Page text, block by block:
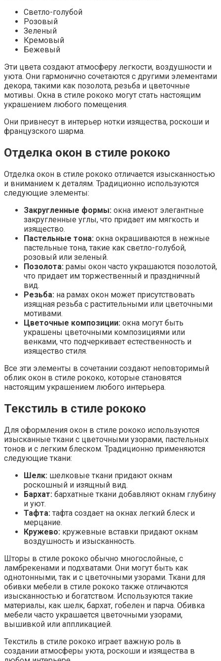
Светло-голубой
Розовый
Зеленый
Кремовый
Бежевый
Эти цвета создают атмосферу легкости, воздушности и
уюта. Они гармонично сочетаются с другими элементами
декора, такими как позолота, резьба и цветочные
мотивы. Окна в стиле рококо могут стать настоящим
украшением любого помещения.
Они привнесут в интерьер нотки изящества, роскоши и
французского шарма.
Отделка окон в стиле рококо
Отделка окон в стиле рококо отличается изысканностью
и вниманием к деталям. Традиционно используются
следующие элементы:
Закругленные формы: окна имеют элегантные
закругленные углы, что придает им мягкость и
изящество.
Пастельные тона: окна окрашиваются в нежные
пастельные тона, такие как светло-голубой,
розовый или зеленый.
Позолота: рамы окон часто украшаются позолотой,
что придает им торжественный и праздничный
вид.
Резьба: на рамах окон может присутствовать
изящная резьба с растительными или цветочными
мотивами.
Цветочные композиции: окна могут быть
украшены цветочными композициями или
венками, что подчеркивает естественность и
изящество стиля.
Все эти элементы в сочетании создают неповторимый
облик окон в стиле рококо, которые становятся
настоящим украшением любого интерьера.
Текстиль в стиле рококо
Для оформления окон в стиле рококо используются
изысканные ткани с цветочными узорами, пастельных
тонов и с легким блеском. Традиционно применяются
следующие ткани:
Шелк: шелковые ткани придают окнам
роскошный и изящный вид.
Бархат: бархатные ткани добавляют окнам глубину
и уют.
Тафта: тафта создает на окнах легкий блеск и
мерцание.
Кружево: кружевные вставки придают окнам
воздушность и изысканность.
Шторы в стиле рококо обычно многослойные, с
ламбрекенами и подхватами. Они могут быть как
однотонными, так и с цветочными узорами. Ткани для
обивки мебели в стиле рококо также отличаются
изысканностью и богатством. Используются такие
материалы, как шелк, бархат, гобелен и парча. Обивка
мебели часто украшается цветочными узорами,
вышивкой или аппликацией.
Текстиль в стиле рококо играет важную роль в
создании атмосферы уюта, роскоши и изящества в